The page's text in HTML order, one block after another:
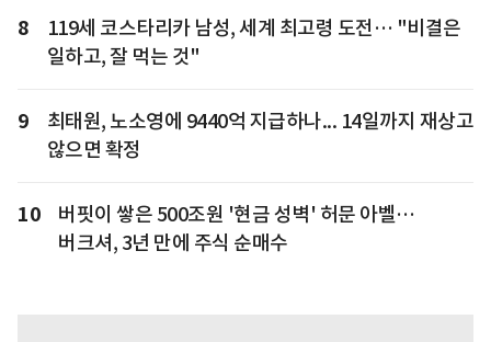
8
119세 코스타리카 남성, 세계 최고령 도전… "비결은
일하고, 잘 먹는 것"
9
최태원, 노소영에 9440억 지급하나... 14일까지 재상고
않으면 확정
10
버핏이 쌓은 500조원 '현금 성벽' 허문 아벨…
버크셔, 3년 만에 주식 순매수